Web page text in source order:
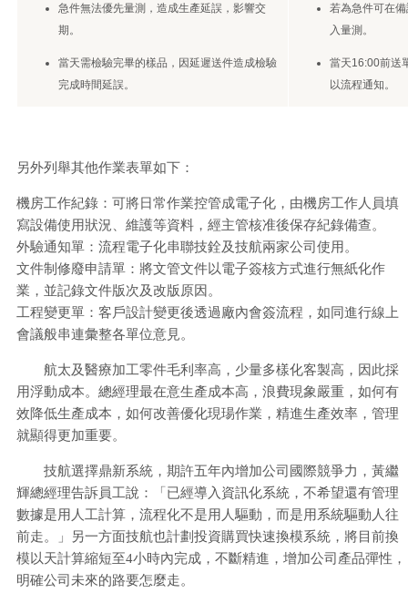
急件無法優先量測，造成生產延誤，影響交
期。
當天需檢驗完畢的樣品，因延遲送件造成檢驗
完成時間延誤。
若為急件可在
入量測。
當天16:00前送
以流程通知。
另外列舉其他作業表單如下：
機房工作紀錄：可將日常作業控管成電子化，由機房工作人員填
寫設備使用狀況、維護等資料，經主管核准後保存紀錄備查。
外驗通知單：流程電子化串聯技銓及技航兩家公司使用。
文件制修廢申請單：將文管文件以電子簽核方式進行無紙化作
業，並記錄文件版次及改版原因。
工程變更單：客戶設計變更後透過廠內會簽流程，如同進行線上
會議般串連彙整各單位意見。
航太及醫療加工零件毛利率高，少量多樣化客製高，因此採
用浮動成本。總經理最在意生產成本高，浪費現象嚴重，如何有
效降低生產成本，如何改善優化現瑒作業，精進生產效率，管理
就顯得更加重要。
技航選擇鼎新系統，期許五年內增加公司國際競爭力，黃繼
輝總經理告訴員工說：「已經導入資訊化系統，不希望還有管理
數據是用人工計算，流程化不是用人驅動，而是用系統驅動人往
前走。」另一方面技航也計劃投資購買快速換模系統，將目前換
模以天計算縮短至4小時內完成，不斷精進，增加公司產品彈性，
明確公司未來的路要怎麼走。